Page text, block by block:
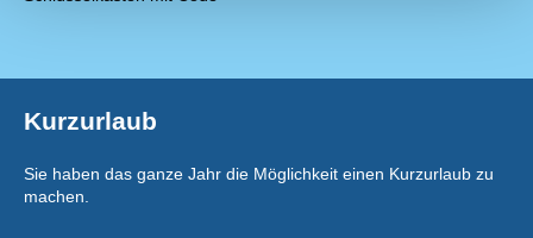
Kurzurlaub
Sie haben das ganze Jahr die Möglichkeit einen Kurzurlaub zu
machen.